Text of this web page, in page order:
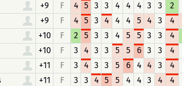
+9 F 4 5 3 3 4 4 4 3 3
2
+9 F 4 5 3 4 4 4 5 4 3
4
+10 F 2 5 3 3 4 5 5 3 3
4
+10 F 3 4 3 3 5 5 6 3 3
4
+11 F 3 4 3 3 5 6 4 4 3
4
+11 F 3 3 4 5 5 4 4 3 4
4